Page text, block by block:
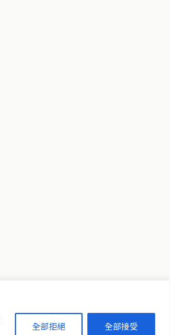
全部拒絕 全部接受